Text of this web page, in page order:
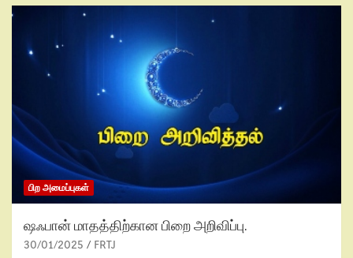
பிற அமைப்புகள்
ஷஃபான் மாதத்திற்கான பிறை அறிவிப்பு.
30/01/2025 FRTJ